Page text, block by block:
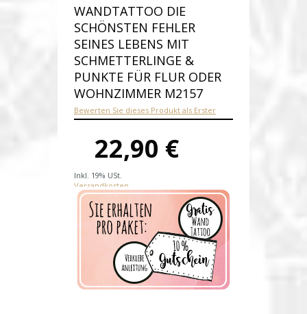
WANDTATTOO DIE
SCHÖNSTEN FEHLER
SEINES LEBENS MIT
SCHMETTERLINGE &
PUNKTE FÜR FLUR ODER
WOHNZIMMER M2157
Bewerten Sie dieses Produkt als Erster
22,90 €
Inkl. 19% USt.
Versandkosten
Produktnummer:
Verfügbarkeit: Auf Lager
Lieferzeit: Die Lieferzeit beträgt 1-2
Werktage